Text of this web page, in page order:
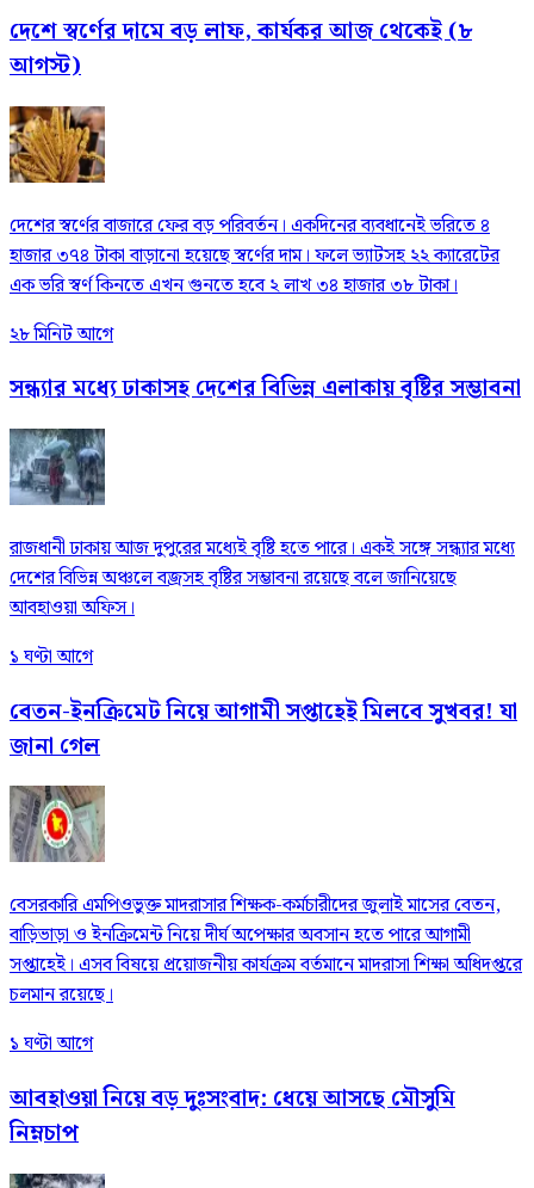
দেশে স্বর্ণের দামে বড় লাফ, কার্যকর আজ থেকেই (৮
আগস্ট)
দেশের স্বর্ণের বাজারে ফের বড় পরিবর্তন। একদিনের ব্যবধানেই ভরিতে ৪
হাজার ৩৭৪ টাকা বাড়ানো হয়েছে স্বর্ণের দাম। ফলে ভ্যাটসহ ২২ ক্যারেটের
এক ভরি স্বর্ণ কিনতে এখন গুনতে হবে ২ লাখ ৩৪ হাজার ৩৮ টাকা।
২৮ মিনিট আগে
সন্ধ্যার মধ্যে ঢাকাসহ দেশের বিভিন্ন এলাকায় বৃষ্টির সম্ভাবনা
রাজধানী ঢাকায় আজ দুপুরের মধ্যেই বৃষ্টি হতে পারে। একই সঙ্গে সন্ধ্যার মধ্যে
দেশের বিভিন্ন অঞ্চলে বজ্রসহ বৃষ্টির সম্ভাবনা রয়েছে বলে জানিয়েছে
আবহাওয়া অফিস।
১ ঘণ্টা আগে
বেতন-ইনক্রিমেট নিয়ে আগামী সপ্তাহেই মিলবে সুখবর! যা
জানা গেল
বেসরকারি এমপিওভুক্ত মাদরাসার শিক্ষক-কর্মচারীদের জুলাই মাসের বেতন,
বাড়িভাড়া ও ইনক্রিমেন্ট নিয়ে দীর্ঘ অপেক্ষার অবসান হতে পারে আগামী
সপ্তাহেই। এসব বিষয়ে প্রয়োজনীয় কার্যক্রম বর্তমানে মাদরাসা শিক্ষা অধিদপ্তরে
চলমান রয়েছে।
১ ঘণ্টা আগে
আবহাওয়া নিয়ে বড় দুঃসংবাদ: ধেয়ে আসছে মৌসুমি
নিম্নচাপ